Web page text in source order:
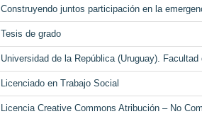
Construyendo juntos participación en la
Tesis de grado
Universidad de la República (Uruguay).
Licenciado en Trabajo Social
Licencia Creative Commons Atribución – No